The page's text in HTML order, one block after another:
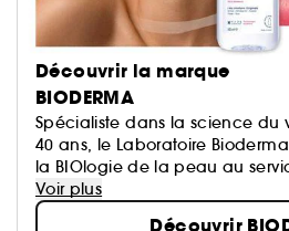
Découvrir la marque
BIODERMA
Spécialiste dans la science du
40 ans, le Laboratoire
la BIOlogie de la peau au
DERMatologie, afin de vous
qui prennent soin de tous les
Voir plus